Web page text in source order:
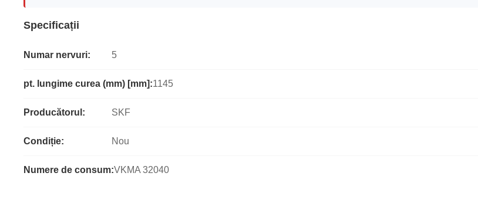
Specificații
Numar nervuri: 5
pt. lungime curea (mm) [mm]:1145
Producătorul: SKF
Condiție: Nou
Numere de consum:VKMA 32040